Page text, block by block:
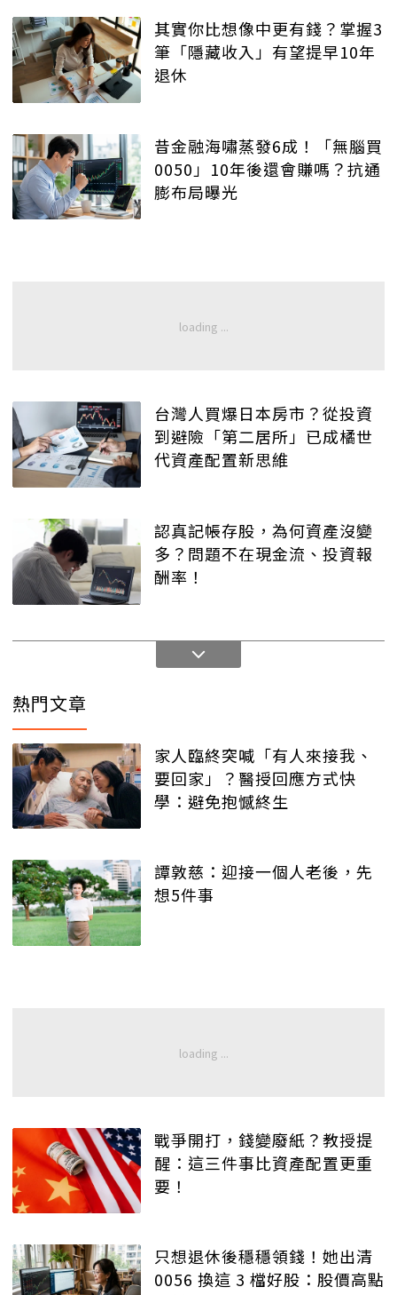
其實你比想像中更有錢？掌握3
筆「隱藏收入」有望提早10年
退休
昔金融海嘯蒸發6成！「無腦買
0050」10年後還會賺嗎？抗通
膨布局曝光
台灣人買爆日本房市？從投資
到避險「第二居所」已成橘世
代資產配置新思維
認真記帳存股，為何資產沒變
多？問題不在現金流、投資報
酬率！
熱門文章
家人臨終突喊「有人來接我、
要回家」？醫授回應方式快
學：避免抱憾終生
譚敦慈：迎接一個人老後，先
想5件事
戰爭開打，錢變廢紙？教授提
醒：這三件事比資產配置更重
要！
只想退休後穩穩領錢！她出清
0056 換這 3 檔好股：股價高點